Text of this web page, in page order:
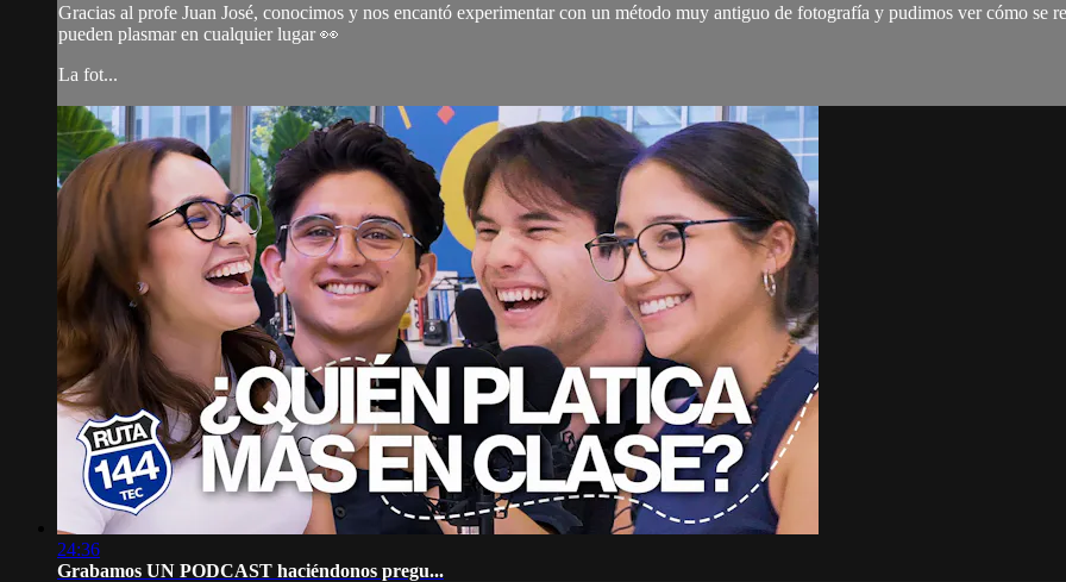
Gracias al profe Juan José, conocimos y nos encantó experimentar con un método muy antiguo de fotografía y pudimos ver cómo se
pueden plasmar en cualquier lugar 👀
La fot...
24:36
Grabamos UN PODCAST haciéndonos pregu...